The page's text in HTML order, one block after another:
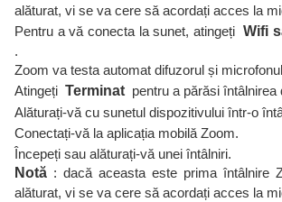
alăturat, vi se va cere să acordați acces la
Pentru a vă conecta la sunet, atingețiWifi
.
Zoom va testa automat difuzorul și
Atingeți Terminat pentru a părăsi întâlnirea
Alăturați-vă cu sunetul dispozitivului într-o
Conectați-vă la aplicația mobilă Zoom.
Începeți sau alăturați-vă unei întâlniri.
Notă : dacă aceasta este prima întâlnire
alăturat, vi se va cere să acordați acces la